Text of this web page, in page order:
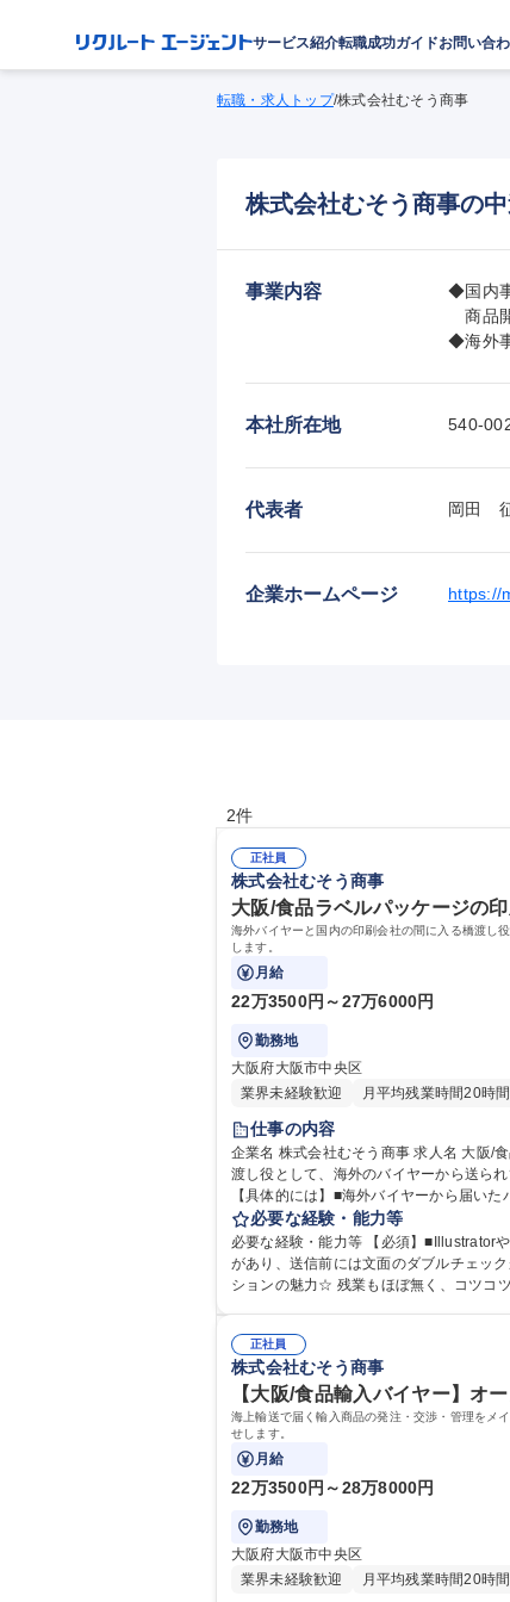
サービス紹介転職成功ガイドお問い合
転職・求人トップ/株式会社むそう商事
株式会社むそう商事の
事業内容
◆国内
商品
◆海外
本社所在地 540-
代表者 岡田　
企業ホームページ https://
2件
正社員
株式会社むそう商事
大阪/食品ラベルパッケージの
海外バイヤーと国内の印刷会社の間に入る橋渡し
します。
月給
22万3500円～27万6000円
勤務地
大阪府大阪市中央区
業界未経験歓迎
月平均残業時間20時
仕事の内容
企業名 株式会社むそう商事 求人名 大阪/食品ラベルパッケージの印刷データ確認・入稿・簡易修正DTPオペレーター 仕事の内容 海外バイヤーと国内の印刷会社の間に入る橋
渡し役として、海外のバイヤーから送ら
【具体的には】■海外バイヤーから届い
い）■印刷会社との調整(仕様確認、納期
整がメインです！ ※先輩社員がついてしっかりと教えますので未経験でもご安
ーター
必要な経験・能力等
必要な経験・能力等 【必須】■Illustrator
があり、送信前には文面のダブルチェックが入る体制） 【歓迎】■英検3級以上、TOEIC500点程度の英語力をお持ちの方 ■包装資
ションの魅力☆ 残業もほぼ無く、コツコ
正社員
株式会社むそう商事
【大阪/食品輸入バイヤー】オ
海上輸送で届く輸入商品の発注・交渉・管理をメ
せします。
月給
22万3500円～28万8000円
勤務地
大阪府大阪市中央区
業界未経験歓迎
月平均残業時間20時